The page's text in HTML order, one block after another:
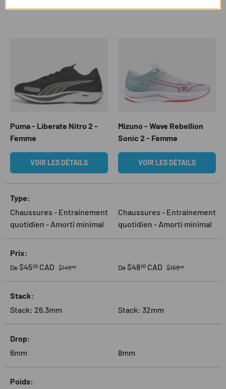
Puma - Liberate Nitro 2 -
Femme
VOIR LES DÉTAILS
Mizuno - Wave Rebellion
Sonic 2 - Femme
VOIR LES DÉTAILS
Type
Chaussures - Entrainement
quotidien - Amorti minimal
Chaussures - Entrainement
quotidien - Amorti minimal
Prix
Prix soldé
De$4500 CAD Prix habituel
$14999 Prix soldé
De$4800 CAD Prix habituel
$15999
Stack
Stack: 26.3mm
Stack: 32mm
Drop
6mm
8mm
Poids